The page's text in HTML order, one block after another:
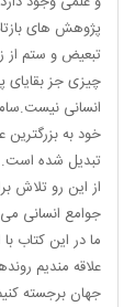
پژوهش های
تبعیض و ستم از
چیزی جز بقایای
انسانی
خود به بزرگترین
تبدیل شده است.
از این رو تلاش
جوامع انسانی
ما در این کتاب
علاقه مندیم
جهان برجسته